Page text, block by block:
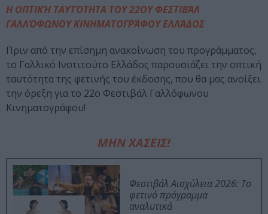
Η ΟΠΤΙΚΉ ΤΑΥΤΌΤΗΤΑ ΤΟΥ 22ΟΥ ΦΕΣΤΙΒΆΛ
ΓΑΛΛΌΦΩΝΟΥ ΚΙΝΗΜΑΤΟΓΡΆΦΟΥ ΕΛΛΆΔΟΣ
Πριν από την επίσημη ανακοίνωση του προγράμματος,
το Γαλλικό Ινστιτούτο Ελλάδος παρουσιάζει την οπτική
ταυτότητα της φετινής του έκδοσης, που θα μας ανοίξει
την όρεξη για το 22ο Φεστιβάλ Γαλλόφωνου
Κινηματογράφου!
ΜΗΝ ΧΑΣΕΙΣ!
Φεστιβάλ Αισχύλεια 2026: Το
φετινό πρόγραμμα
αναλυτικά